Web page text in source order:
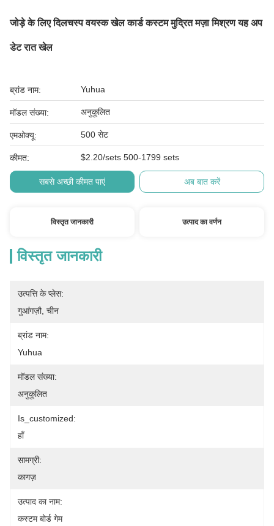
जोड़े के लिए दिलचस्प वयस्क खेल कार्ड कस्टम मुद्रित मज़ा मिश्रण यह अप
डेट रात खेल
ब्रांड नाम: Yuhua
मॉडल संख्या: अनुकूलित
एमओक्यू: 500 सेट
कीमत: $2.20/sets 500-1799 sets
सबसे अच्छी कीमत पाएं अब बात करें
विस्तृत जानकारी उत्पाद का वर्णन
विस्तृत जानकारी
उत्पत्ति के प्लेस:
गुआंगज़ौ, चीन
ब्रांड नाम:
Yuhua
मॉडल संख्या:
अनुकूलित
Is_customized:
हाँ
सामग्री:
कागज़
उत्पाद का नाम:
कस्टम बोर्ड गेम